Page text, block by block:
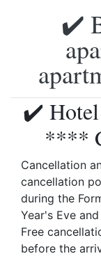
✔️
✔️ Hotel
****
Cancellation
cancellation
during the
Year's Eve
Free
before the